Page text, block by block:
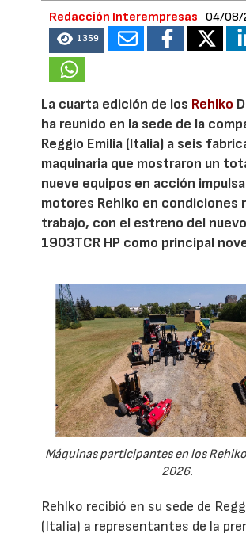
Redacción Interempresas 04/08/
1359
La cuarta edición de los Rehlko
ha reunido en la sede de la
Reggio Emilia (Italia) a seis
maquinaria que mostraron un
nueve equipos en acción
motores Rehlko en condiciones
trabajo, con el estreno del
1903TCR HP como principal
Máquinas participantes en los
2026.
Rehlko recibió en su sede de
(Italia) a representantes de la